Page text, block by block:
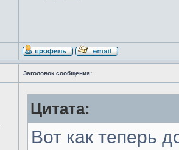
Заголовок сообщения:
Цитата:
Вот как теперь